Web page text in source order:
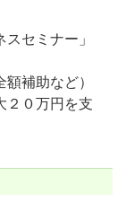
セミナー」
補助など）
２０万円を支